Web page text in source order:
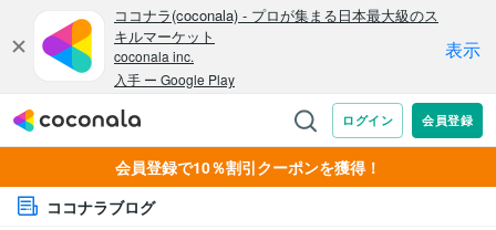
会員登録で10％割引クーポンを獲得！
ココナラブログ